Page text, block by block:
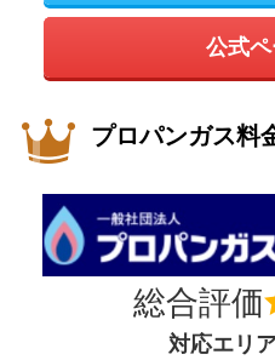
公式
プロパンガス料
総合評価
対応エリ